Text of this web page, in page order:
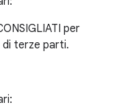
per
terze parti.